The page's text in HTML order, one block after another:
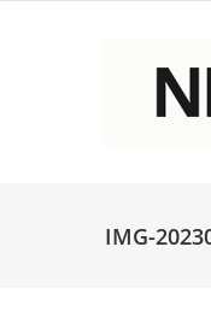
IMG-